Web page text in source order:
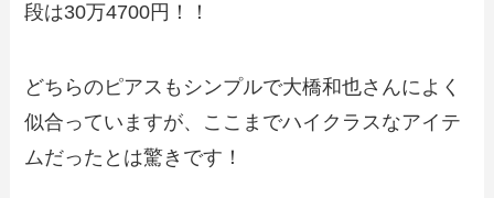
段は30万4700円！！
どちらのピアスもシンプルで大橋和也さんによく
似合っていますが、ここまでハイクラスなアイテ
ムだったとは驚きです！